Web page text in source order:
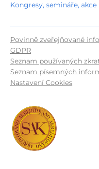
Kongresy, semináře, akce
Povinně zveřejňované
GDPR
Seznam používaných
Seznam písemných
Nastavení Cookies